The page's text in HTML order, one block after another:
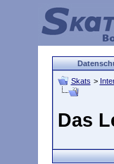
Skats >
Das